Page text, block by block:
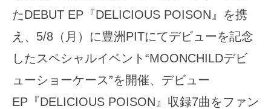
たDEBUT EP『DELICIOUS POISON』を携
え、5/8（月）に豊洲PITにてデビューを記念
したスペシャルイベント“MOONCHILDデビ
ューショーケース”を開催、デビュー
EP『DELICIOUS POISON』収録7曲をファン